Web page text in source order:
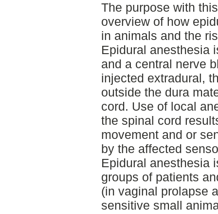
The purpose with
overview of how
in animals and the
Epidural anesthesia
and a central nerve
injected extradural,
outside the dura
cord. Use of local
the spinal cord
movement and or
by the affected
Epidural anesthesia
groups of patients
(in vaginal prolapse
sensitive small